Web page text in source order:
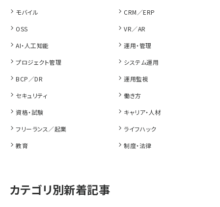
モバイル
CRM／ERP
OSS
VR／AR
AI・人工知能
運用・管理
プロジェクト管理
システム運用
BCP／DR
運用監視
セキュリティ
働き方
資格・試験
キャリア・人材
フリーランス／起業
ライフハック
教育
制度・法律
カテゴリ別新着記事